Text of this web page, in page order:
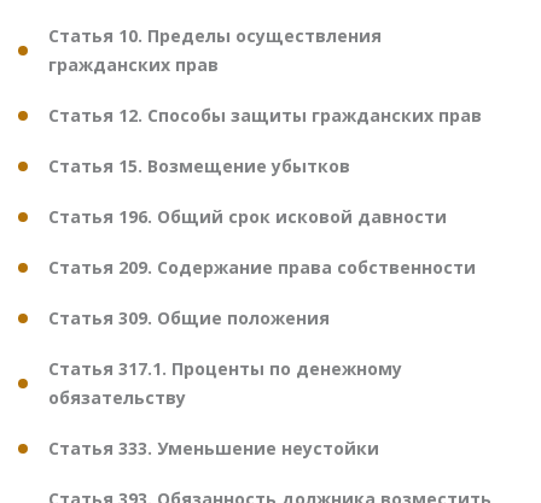
Статья 10. Пределы осуществления
гражданских прав
Статья 12. Способы защиты гражданских прав
Статья 15. Возмещение убытков
Статья 196. Общий срок исковой давности
Статья 209. Содержание права собственности
Статья 309. Общие положения
Статья 317.1. Проценты по денежному
обязательству
Статья 333. Уменьшение неустойки